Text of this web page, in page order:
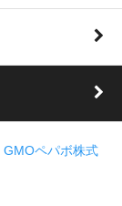
GMOペパボ株式